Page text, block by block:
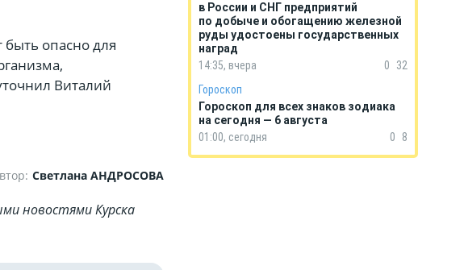
опасно для
Виталий
Светлана АНДРОСОВА
новостями Курска
в России и СНГ предприятий
по добыче и обогащению железной
руды удостоены государственных
наград
14:35, вчера
0
32
Гороскоп
Гороскоп для всех знаков зодиака
на сегодня — 6 августа
01:00, сегодня
0 8